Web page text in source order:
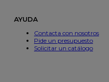
AYUDA
Contacta con nosotros
Pide un presupuesto
Solicitar un catálogo